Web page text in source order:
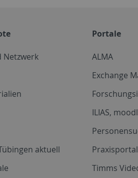
Netzwerk
aktuell
Portale
ALMA
Exchange
ILIAS,
Praxisportal
Timms